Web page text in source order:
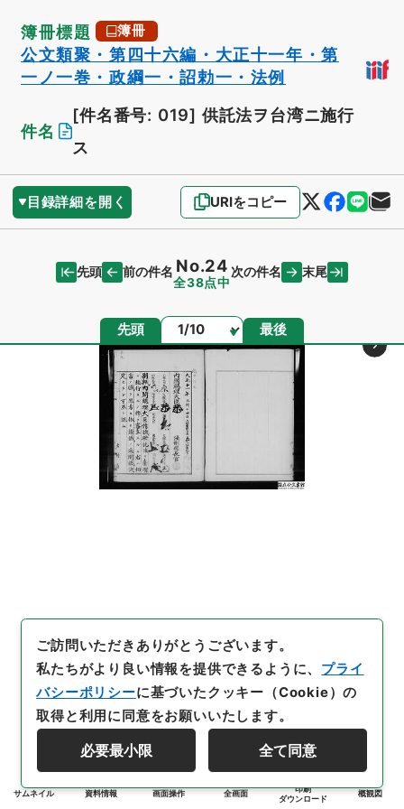
簿冊標題 簿冊
公文類聚・第四十六編・大正十一年・第
一ノ一巻・政綱一・詔勅一・法例
件名
[件名番号: 019] 供託法ヲ台湾ニ施行
ス
目録詳細を開く URIをコピー
先頭 前の件名 No.24
全38点中
次の件名 末尾
先頭 ページ 最後
サムネイル 資料情報 画面操作 全画面
印刷
ダウンロード
概観図
ご訪問いただきありがとうございます。
私たちがより良い情報を提供できるように、 プライ
バシーポリシーに基づいたクッキー（Cookie）の
取得と利用に同意をお願いいたします。
必要最小限 全て同意